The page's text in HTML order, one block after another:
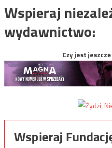
Wspieraj
wydawnictwo:
Czy jest
Wspieraj